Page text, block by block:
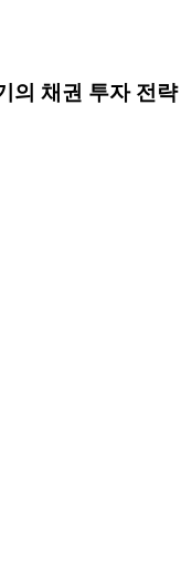
의 채권 투자 전략